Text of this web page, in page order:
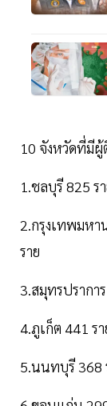
10 จังหวัดที่มีผู้
1.ชลบุรี 825 ร
2.กรุงเทพมหา
ราย
3.สมุทรปรากา
4.ภูเก็ต 441 ร
5.นนทบุรี 368